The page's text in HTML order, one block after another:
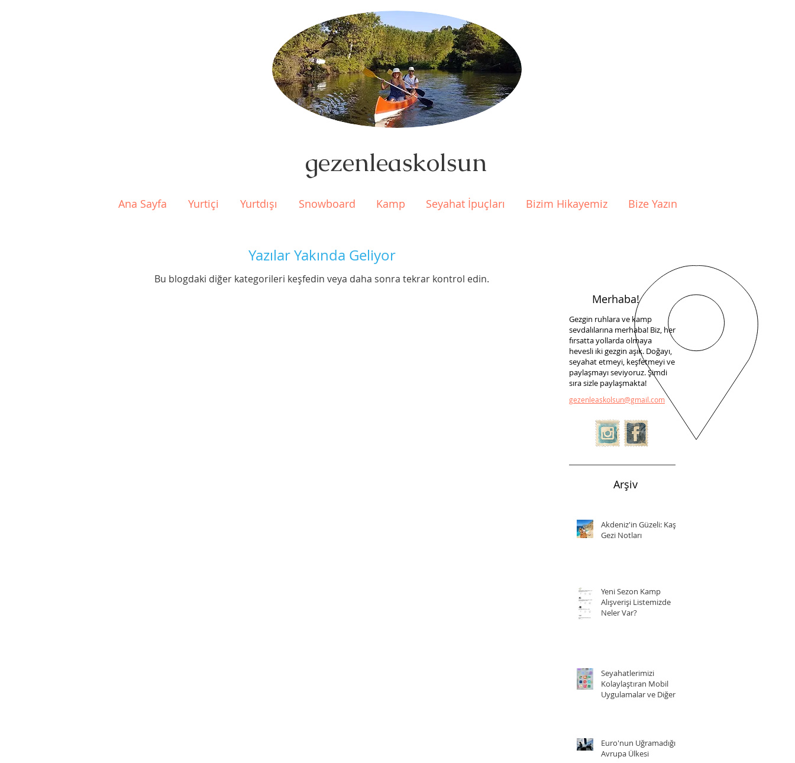
gezenleaskolsun
Ana Sayfa Yurtiçi Yurtdışı Snowboard Kamp Seyahat İpuçları Bizim Hikayemiz Bize Yazın
Yazılar Yakında Geliyor
Bu blogdaki diğer kategorileri keşfedin veya daha sonra tekrar kontrol edin.
Merhaba!
Gezgin ruhlara ve kamp
sevdalılarına merhaba! Biz, her
fırsatta yollarda olmaya
hevesli iki gezgin aşık. Doğayı,
seyahat etmeyi, keşfetmeyi ve
paylaşmayı seviyoruz. Şimdi
sıra sizle paylaşmakta!
gezenleaskolsun@gmail.com
Arşiv
Akdeniz'in Güzeli: Kaş
Gezi Notları
Yeni Sezon Kamp
Alışverişi Listemizde
Neler Var?
Seyahatlerimizi
Kolaylaştıran Mobil
Uygulamalar ve Diğer
Euro'nun Uğramadığı 5
Avrupa Ülkesi